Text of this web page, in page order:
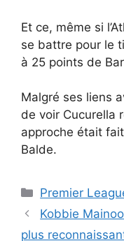
Et ce, même si
se battre pour le
à 25 points de
Malgré ses liens
de voir Cucurella
approche était
Balde.
Catégories
Premier
Kobbie
plus